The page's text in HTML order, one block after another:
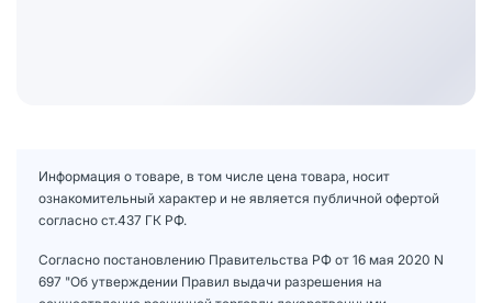
Информация о товаре, в том числе цена товара, носит
ознакомительный характер и не является публичной офертой
согласно ст.437 ГК РФ.
Согласно постановлению Правительства РФ от 16 мая 2020 N
697 "Об утверждении Правил выдачи разрешения на